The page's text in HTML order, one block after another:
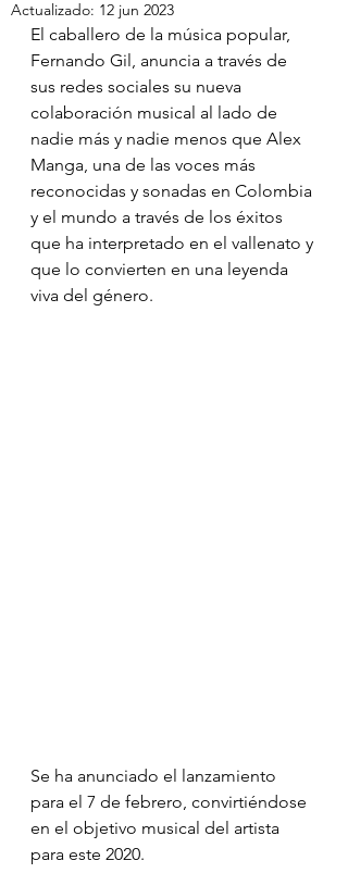
Actualizado: 12 jun 2023
El caballero de la música popular,
Fernando Gil, anuncia a través de
sus redes sociales su nueva
colaboración musical al lado de
nadie más y nadie menos que Alex
Manga, una de las voces más
reconocidas y sonadas en Colombia
y el mundo a través de los éxitos
que ha interpretado en el vallenato y
que lo convierten en una leyenda
viva del género.
Se ha anunciado el lanzamiento
para el 7 de febrero, convirtiéndose
en el objetivo musical del artista
para este 2020.